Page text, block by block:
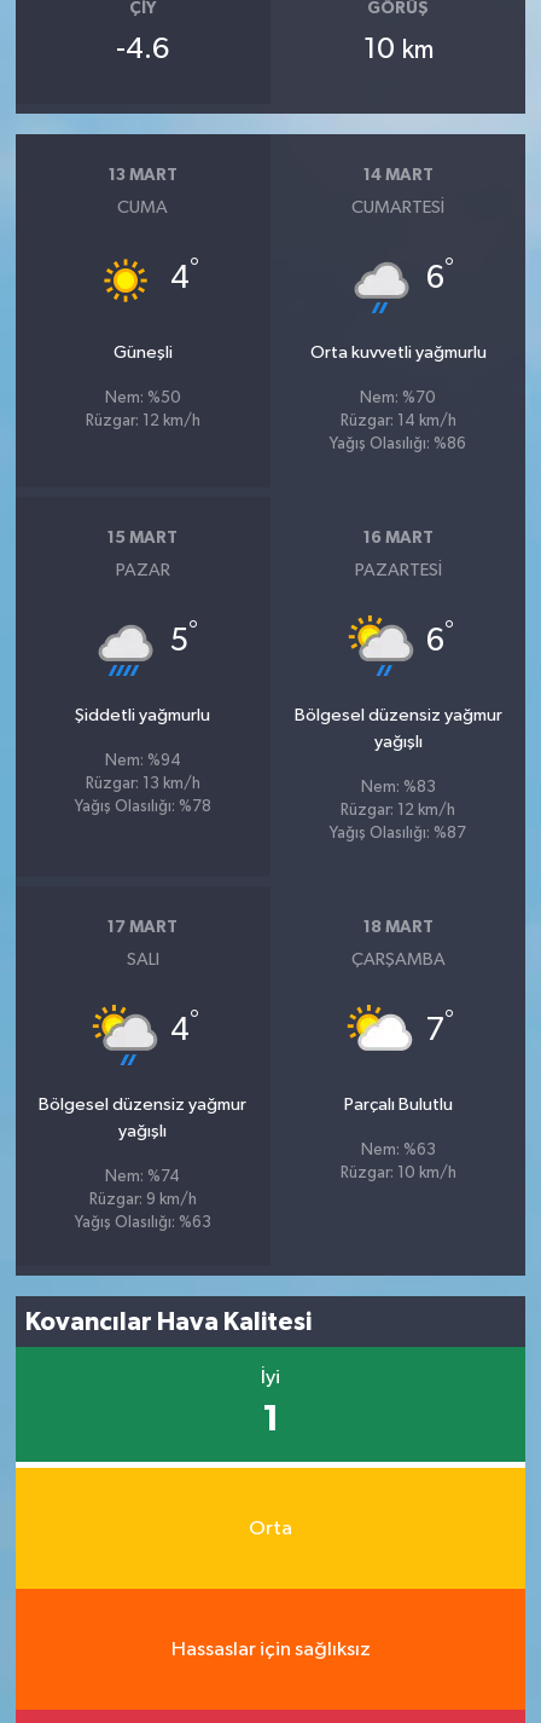
ÇIY
-4.6
GÖRÜŞ
10 km
13 MART
CUMA
4°
Güneşli
Nem: %50
Rüzgar: 12 km/h
14 MART
CUMARTESI
6°
Orta kuvvetli yağmurlu
Nem: %70
Rüzgar: 14 km/h
Yağış Olasılığı: %86
15 MART
PAZAR
5°
Şiddetli yağmurlu
Nem: %94
Rüzgar: 13 km/h
Yağış Olasılığı: %78
16 MART
PAZARTESI
6°
Bölgesel düzensiz yağmur
yağışlı
Nem: %83
Rüzgar: 12 km/h
Yağış Olasılığı: %87
17 MART
SALI
4°
Bölgesel düzensiz yağmur
yağışlı
Nem: %74
Rüzgar: 9 km/h
Yağış Olasılığı: %63
18 MART
ÇARŞAMBA
7°
Parçalı Bulutlu
Nem: %63
Rüzgar: 10 km/h
Kovancılar Hava Kalitesi
İyi
1
Orta
Hassaslar için sağlıksız